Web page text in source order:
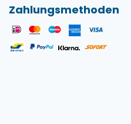
Zahlungsmethoden